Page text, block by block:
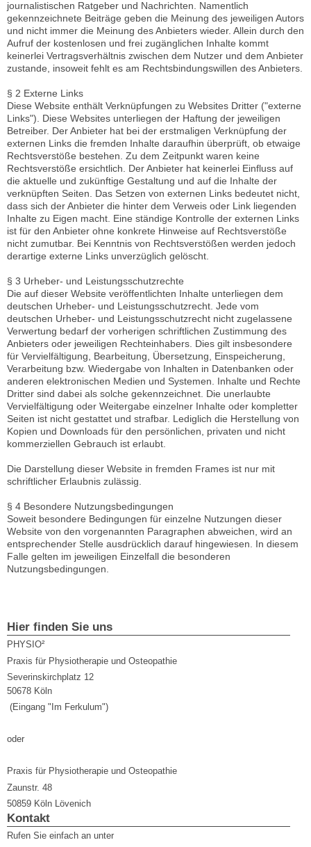
journalistischen Ratgeber und Nachrichten. Namentlich
gekennzeichnete Beiträge geben die Meinung des jeweiligen Autors
und nicht immer die Meinung des Anbieters wieder. Allein durch den
Aufruf der kostenlosen und frei zugänglichen Inhalte kommt
keinerlei Vertragsverhältnis zwischen dem Nutzer und dem Anbieter
zustande, insoweit fehlt es am Rechtsbindungswillen des Anbieters.
§ 2 Externe Links
Diese Website enthält Verknüpfungen zu Websites Dritter ("externe
Links"). Diese Websites unterliegen der Haftung der jeweiligen
Betreiber. Der Anbieter hat bei der erstmaligen Verknüpfung der
externen Links die fremden Inhalte daraufhin überprüft, ob etwaige
Rechtsverstöße bestehen. Zu dem Zeitpunkt waren keine
Rechtsverstöße ersichtlich. Der Anbieter hat keinerlei Einfluss auf
die aktuelle und zukünftige Gestaltung und auf die Inhalte der
verknüpften Seiten. Das Setzen von externen Links bedeutet nicht,
dass sich der Anbieter die hinter dem Verweis oder Link liegenden
Inhalte zu Eigen macht. Eine ständige Kontrolle der externen Links
ist für den Anbieter ohne konkrete Hinweise auf Rechtsverstöße
nicht zumutbar. Bei Kenntnis von Rechtsverstößen werden jedoch
derartige externe Links unverzüglich gelöscht.
§ 3 Urheber- und Leistungsschutzrechte
Die auf dieser Website veröffentlichten Inhalte unterliegen dem
deutschen Urheber- und Leistungsschutzrecht. Jede vom
deutschen Urheber- und Leistungsschutzrecht nicht zugelassene
Verwertung bedarf der vorherigen schriftlichen Zustimmung des
Anbieters oder jeweiligen Rechteinhabers. Dies gilt insbesondere
für Vervielfältigung, Bearbeitung, Übersetzung, Einspeicherung,
Verarbeitung bzw. Wiedergabe von Inhalten in Datenbanken oder
anderen elektronischen Medien und Systemen. Inhalte und Rechte
Dritter sind dabei als solche gekennzeichnet. Die unerlaubte
Vervielfältigung oder Weitergabe einzelner Inhalte oder kompletter
Seiten ist nicht gestattet und strafbar. Lediglich die Herstellung von
Kopien und Downloads für den persönlichen, privaten und nicht
kommerziellen Gebrauch ist erlaubt.
Die Darstellung dieser Website in fremden Frames ist nur mit
schriftlicher Erlaubnis zulässig.
§ 4 Besondere Nutzungsbedingungen
Soweit besondere Bedingungen für einzelne Nutzungen dieser
Website von den vorgenannten Paragraphen abweichen, wird an
entsprechender Stelle ausdrücklich darauf hingewiesen. In diesem
Falle gelten im jeweiligen Einzelfall die besonderen
Nutzungsbedingungen.
Hier finden Sie uns
PHYSIO²
Praxis für Physiotherapie und Osteopathie
Severinskirchplatz 12
50678 Köln
(Eingang "Im Ferkulum")
oder
Praxis für Physiotherapie und Osteopathie
Zaunstr. 48
50859 Köln Lövenich
Kontakt
Rufen Sie einfach an unter